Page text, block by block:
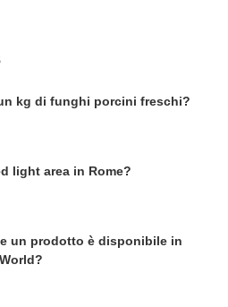
kg di funghi porcini freschi?
light area in Rome?
un prodotto è disponibile in